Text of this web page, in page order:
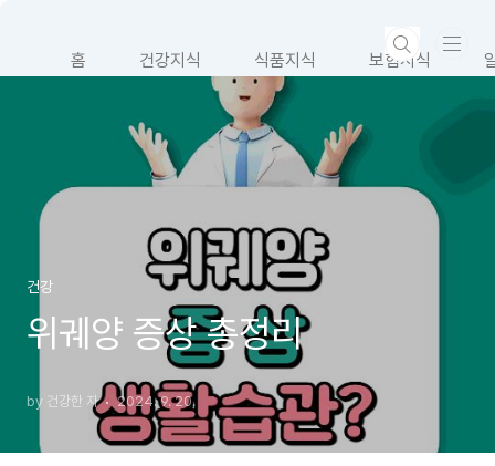
홈 건강지식 식품지식 보험지식
건강
위궤양 증상 총정리
by 건강한 자 2024. 9. 20.